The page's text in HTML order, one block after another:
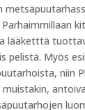
lääketttä
pelistä. Myös
niin